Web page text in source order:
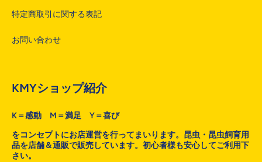
特定商取引に関する表記
お問い合わせ
KMYショップ紹介
K＝感動 M＝満足 Y＝喜び
をコンセプトにお店運営を行ってまいります。昆虫・昆虫飼育用
品を店舗＆通販で販売しています。初心者様も安心してご利用下
さい。